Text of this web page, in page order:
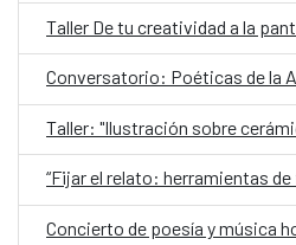
Conversatorio: Poéticas de la
Concierto de poesía y música